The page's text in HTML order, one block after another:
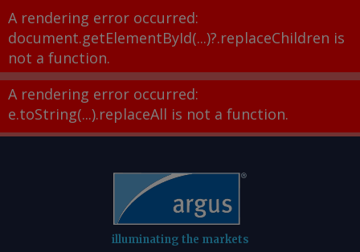
A rendering error occurred:
document.getElementById(...)?.replaceChildren is
not a function.
A rendering error occurred:
e.toString(...).replaceAll is not a function.
illuminating the markets